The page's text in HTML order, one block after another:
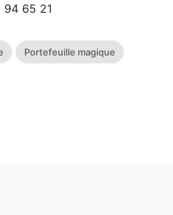
94 65 21
Portefeuille magique